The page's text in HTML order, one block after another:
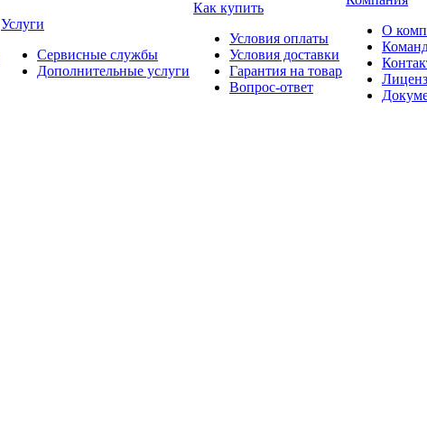
Услуги
Сервисные службы
Дополнительные услуги
Как купить
Условия оплаты
Условия доставки
Гарантия на товар
Вопрос-ответ
О